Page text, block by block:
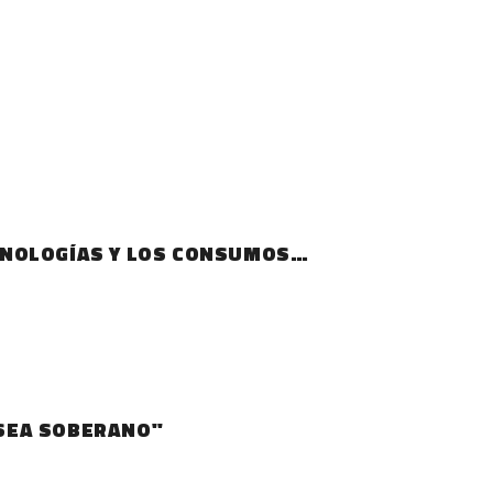
Y LOS CONSUMOS
SOBERANO"